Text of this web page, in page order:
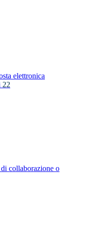
elettronica
22
collaborazione o